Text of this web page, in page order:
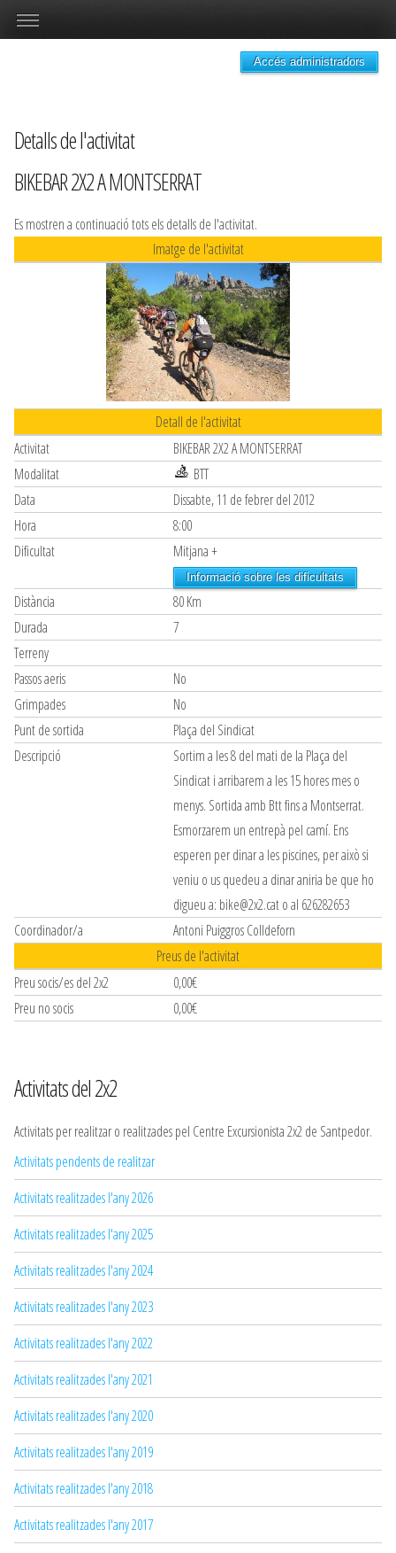
Accés administradors
Detalls de l'activitat
BIKEBAR 2X2 A MONTSERRAT
Es mostren a continuació tots els detalls de l'activitat.
Imatge de l'activitat
Detall de l'activitat
Activitat
BIKEBAR 2X2 A MONTSERRAT
Modalitat
BTT
Data
Dissabte, 11 de febrer del 2012
Hora
8:00
Dificultat
Mitjana +
Informació sobre les dificultats
Distància
80 Km
Durada
7
Terreny
Passos aeris
No
Grimpades
No
Punt de sortida
Plaça del Sindicat
Descripció
Sortim a les 8 del mati de la Plaça del
Sindicat i arribarem a les 15 hores mes o
menys. Sortida amb Btt fins a Montserrat.
Esmorzarem un entrepà pel camí. Ens
esperen per dinar a les piscines, per això si
veniu o us quedeu a dinar aniria be que ho
digueu a: bike@2x2.cat o al 626282653
Coordinador/a
Antoni Puiggros Colldeforn
Preus de l'activitat
Preu socis/es del 2x2
0,00€
Preu no socis
0,00€
Activitats del 2x2
Activitats per realitzar o realitzades pel Centre Excursionista 2x2 de Santpedor.
Activitats pendents de realitzar
Activitats realitzades l'any 2026
Activitats realitzades l'any 2025
Activitats realitzades l'any 2024
Activitats realitzades l'any 2023
Activitats realitzades l'any 2022
Activitats realitzades l'any 2021
Activitats realitzades l'any 2020
Activitats realitzades l'any 2019
Activitats realitzades l'any 2018
Activitats realitzades l'any 2017